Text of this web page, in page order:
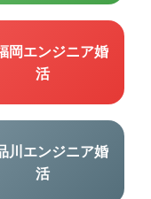
岡エンジニア婚
活
川エンジニア婚
活